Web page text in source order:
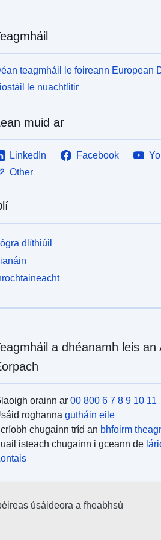
teagmháil le foireann European
le nuachtlitir
muid ar
LinkedIn Facebook
Other
dlíthiúil
a dhéanamh leis an
orainn ar 00 800 6 7 8 9 10 11
roghanna gutháin eile
chugainn tríd an bhfoirm
isteach chugainn i gceann de
úsáideora a fheabhsú